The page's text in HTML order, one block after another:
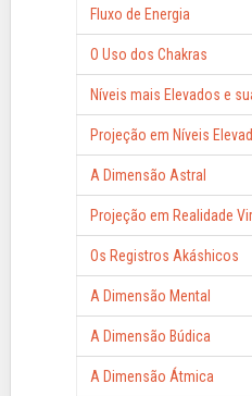
Fluxo de Energia
O Uso dos Chakras
Níveis mais Elevados e
Projeção em Níveis
A Dimensão Astral
Projeção em Realidade
Os Registros Akáshicos
A Dimensão Mental
A Dimensão Búdica
A Dimensão Átmica